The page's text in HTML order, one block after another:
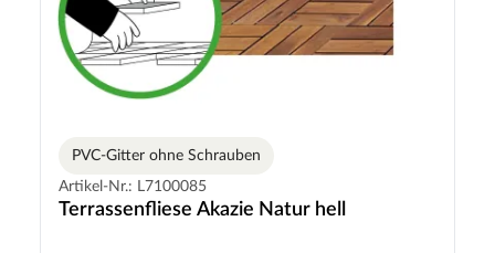
PVC-Gitter ohne Schrauben
Artikel-Nr.: L7100085
Terrassenfliese Akazie Natur hell